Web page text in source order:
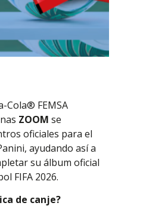
Cola®︎ FEMSA
ZOOM se
oficiales para el
ayudando así a
su álbum oficial
FIFA 2026.
de canje?